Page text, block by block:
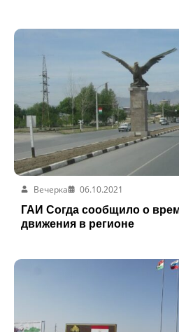
Вечерка
06.10.2021
ГАИ Согда сообщило о
движения в регионе